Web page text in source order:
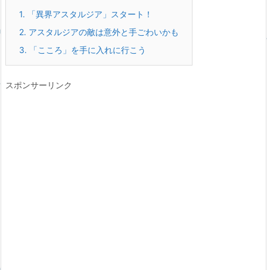
1. 「異界アスタルジア」スタート！
2. アスタルジアの敵は意外と手ごわいかも
3. 「こころ」を手に入れに行こう
スポンサーリンク